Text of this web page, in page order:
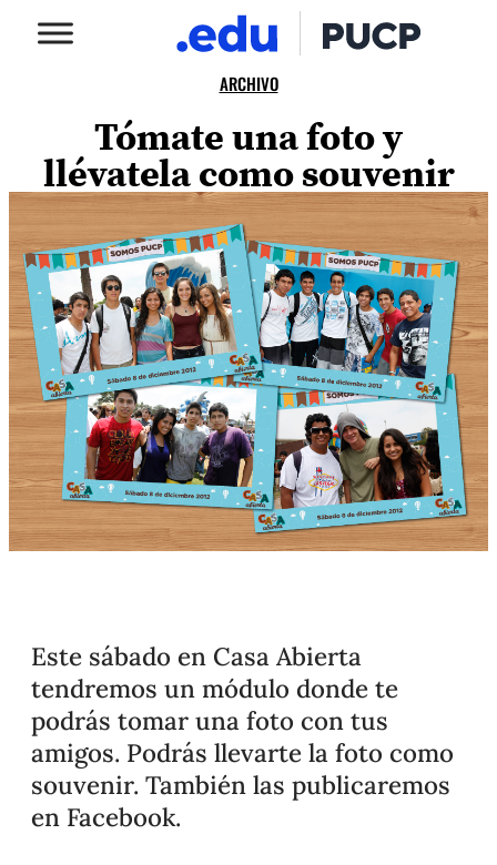
ARCHIVO
Tómate una foto y
llévatela como souvenir
Este sábado en Casa Abierta
tendremos un módulo donde te
podrás tomar una foto con tus
amigos. Podrás llevarte la foto como
souvenir. También las publicaremos
en Facebook.